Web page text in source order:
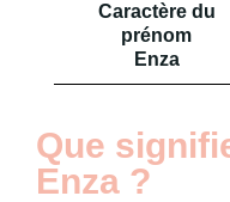
Caractère du
prénom
Enza
Que
Enza ?